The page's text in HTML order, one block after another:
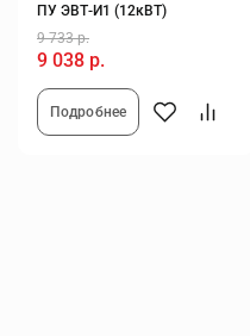
ПУ ЭВТ-И1 (12кВТ)
9 733 р.
9 038 р.
Подробнее